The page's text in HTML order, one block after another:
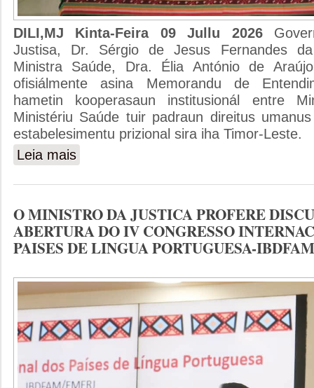
DILI,MJ Kinta-Feira 09 Jullu 2026
Justisa, Dr. Sérgio de Jesus Fernandes
Ministra Saúde, Dra. Élia António de
ofisiálmente asina Memorandu de
hametin kooperasaun institusionál entre
Ministériu Saúde tuir padraun direitus
estabelesimentu prizional sira iha Timor-Leste.
Leia mais
SAUDE IHA ESTABELESIMENTU PRIZIONAL
O MINISTRO DA JUSTICA PROFERE
ABERTURA DO IV CONGRESSO
PAISES DE LINGUA PORTUGUESA-